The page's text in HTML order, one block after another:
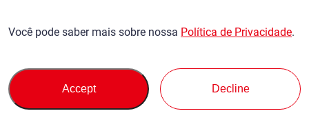
Política de reclamações
Política Básica Contra Forças Antissociais
This site is protected by reCAPTCHA and the Google
Terms of Servi
© SBT CO., LTD. Todos os direitos reservados
Você pode saber mais sobre nossa Política de Privacidade.
Accept Decline